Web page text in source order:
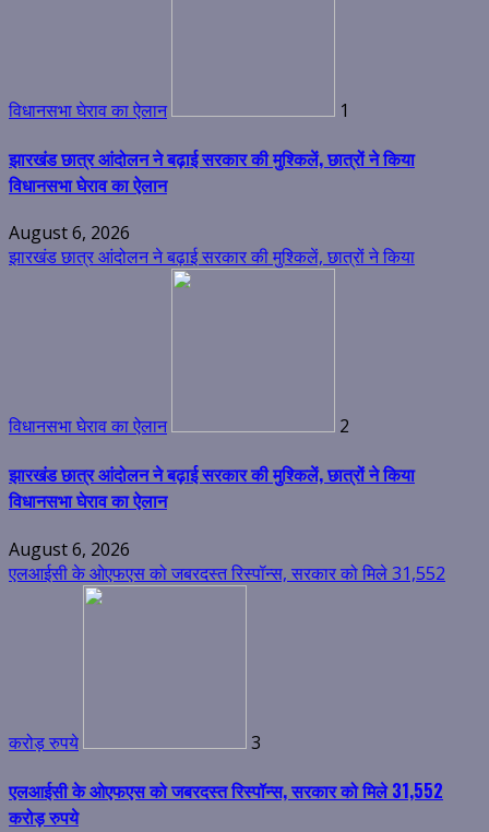
विधानसभा घेराव का ऐलान 1
झारखंड छात्र आंदोलन ने बढ़ाई सरकार की मुश्किलें, छात्रों ने किया
विधानसभा घेराव का ऐलान
August 6, 2026
झारखंड छात्र आंदोलन ने बढ़ाई सरकार की मुश्किलें, छात्रों ने किया
विधानसभा घेराव का ऐलान 2
झारखंड छात्र आंदोलन ने बढ़ाई सरकार की मुश्किलें, छात्रों ने किया
विधानसभा घेराव का ऐलान
August 6, 2026
एलआईसी के ओएफएस को जबरदस्त रिस्पॉन्स, सरकार को मिले 31,552
करोड़ रुपये 3
एलआईसी के ओएफएस को जबरदस्त रिस्पॉन्स, सरकार को मिले 31,552
करोड़ रुपये